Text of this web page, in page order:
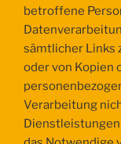
betroffene
sämtlicher Links
oder von Kopien
Verarbeitung